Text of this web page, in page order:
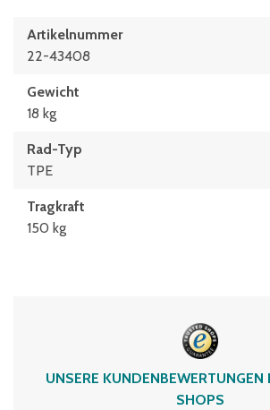
Artikelnummer
22-43408
Gewicht
18 kg
Rad-Typ
TPE
Tragkraft
150 kg
UNSERE KUNDENBEWERTUNGEN
SHOPS